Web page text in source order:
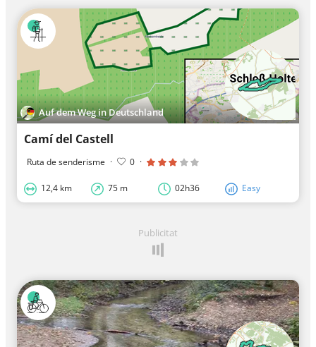
Auf dem Weg in Deutschland
Camí del Castell
Ruta de senderisme · 0 ·
12,4 km 75 m 02h36 Easy
Publicitat